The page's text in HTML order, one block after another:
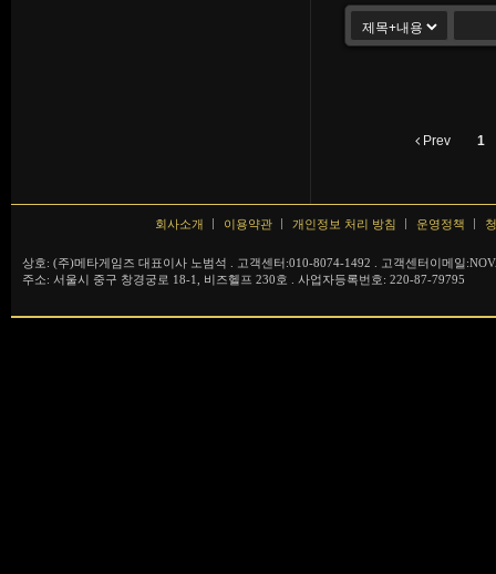
Prev 1
회사소개 이용약관 개인정보 처리 방침 운영정책
상호: (주)메타게임즈 대표이사 노범석 . 고객센터:010-8074-1492 . 고객센터이메일
주소: 서울시 중구 창경궁로 18-1, 비즈헬프 230호 . 사업자등록번호: 220-87-79795